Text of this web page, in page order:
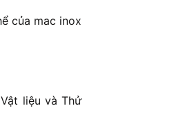
của mac inox
liệu và Thử